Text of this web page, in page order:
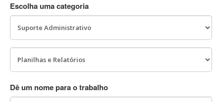
Escolha uma categoria
Dê um nome para o trabalho